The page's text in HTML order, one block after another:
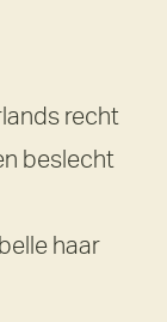
recht
beslecht
haar